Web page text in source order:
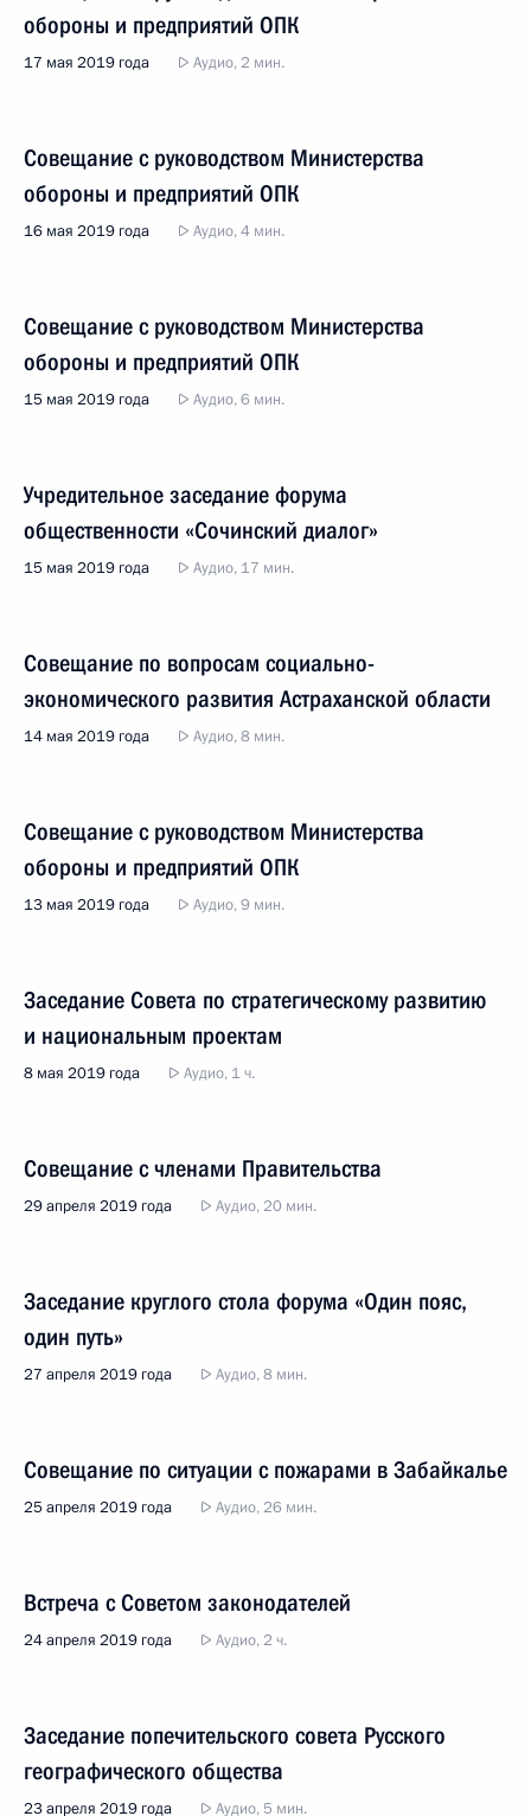
обороны и предприятий ОПК
17 мая 2019 года Аудио, 2 мин.
Совещание с руководством Министерства
обороны и предприятий ОПК
16 мая 2019 года Аудио, 4 мин.
Совещание с руководством Министерства
обороны и предприятий ОПК
15 мая 2019 года Аудио, 6 мин.
Учредительное заседание форума
общественности «Сочинский диалог»
15 мая 2019 года Аудио, 17 мин.
Совещание по вопросам социально-
экономического развития Астраханской области
14 мая 2019 года Аудио, 8 мин.
Совещание с руководством Министерства
обороны и предприятий ОПК
13 мая 2019 года Аудио, 9 мин.
Заседание Совета по стратегическому развитию
и национальным проектам
8 мая 2019 года Аудио, 1 ч.
Совещание с членами Правительства
29 апреля 2019 года Аудио, 20 мин.
Заседание круглого стола форума «Один пояс,
один путь»
27 апреля 2019 года Аудио, 8 мин.
Совещание по ситуации с пожарами в Забайкалье
25 апреля 2019 года Аудио, 26 мин.
Встреча с Советом законодателей
24 апреля 2019 года Аудио, 2 ч.
Заседание попечительского совета Русского
географического общества
23 апреля 2019 года Аудио, 5 мин.